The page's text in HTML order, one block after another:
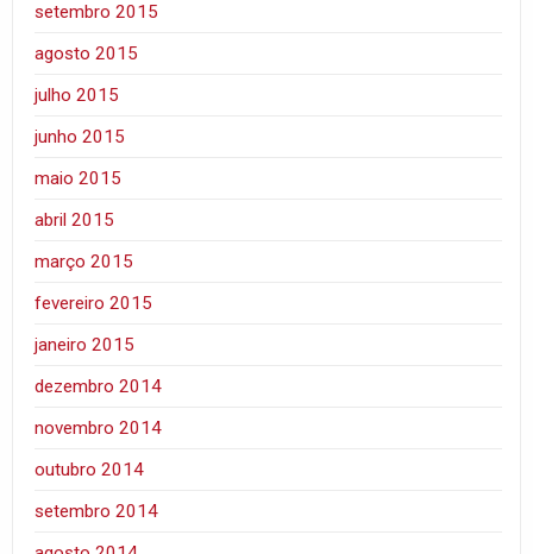
setembro 2015
agosto 2015
julho 2015
junho 2015
maio 2015
abril 2015
março 2015
fevereiro 2015
janeiro 2015
dezembro 2014
novembro 2014
outubro 2014
setembro 2014